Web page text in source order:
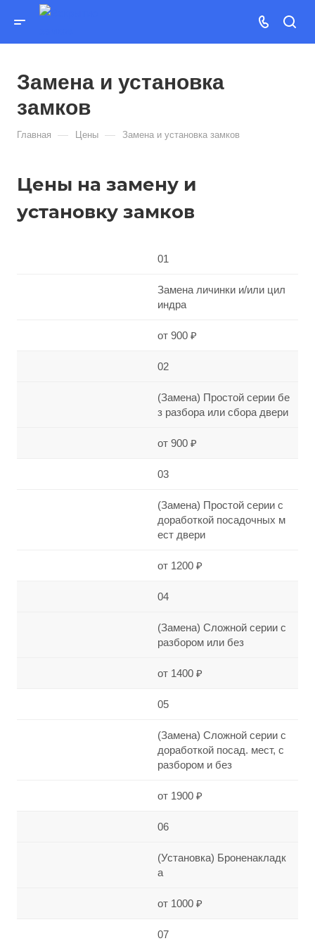
Замена и установка
замков
Главная — Цены — Замена и установка замков
Цены на замену и
установку замков
01
Замена личинки и/или цил
индра
от 900 ₽
02
(Замена) Простой серии бе
з разбора или сбора двери
от 900 ₽
03
(Замена) Простой серии с
доработкой посадочных м
ест двери
от 1200 ₽
04
(Замена) Сложной серии с
разбором или без
от 1400 ₽
05
(Замена) Сложной серии с
доработкой посад. мест, с
разбором и без
от 1900 ₽
06
(Установка) Броненакладк
а
от 1000 ₽
07